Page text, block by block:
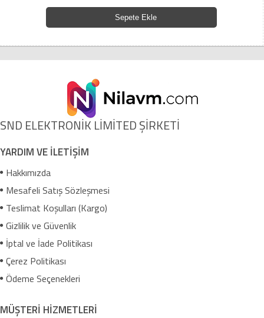
Sepete Ekle
SND ELEKTRONİK LİMİTED ŞİRKETİ
YARDIM VE İLETİŞİM
Hakkımızda
Mesafeli Satış Sözleşmesi
Teslimat Koşulları (Kargo)
Gizlilik ve Güvenlik
İptal ve İade Politikası
Çerez Politikası
Ödeme Seçenekleri
MÜŞTERİ HİZMETLERİ